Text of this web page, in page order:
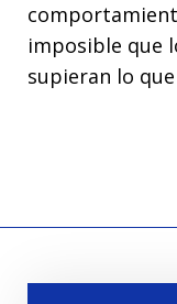
imposible que
supieran lo